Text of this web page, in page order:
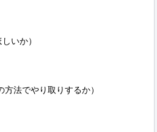
いか）
法でやり取りするか）